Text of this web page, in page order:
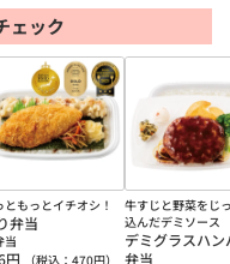
ェック
ともっとイチオシ！
弁当
当
円 （税込： 470円）
牛すじと野菜をじ
込んだデミソース
デミグラスハン
弁当